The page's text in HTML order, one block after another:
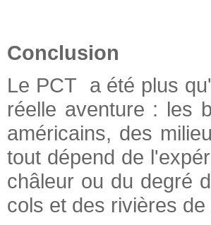
Conclusion
Le PCT a été plus
réelle aventure : les
américains, des
tout dépend de
châleur ou du degré
cols et des rivières